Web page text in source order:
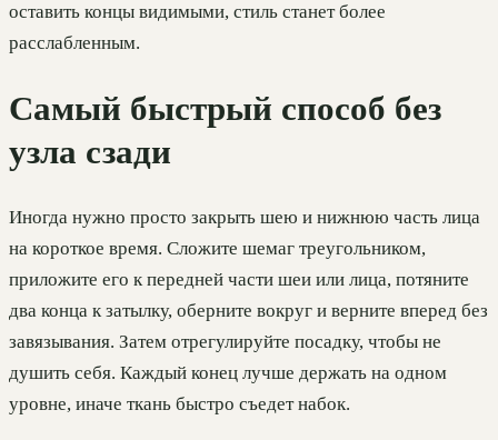
оставить концы видимыми, стиль станет более
расслабленным.
Самый быстрый способ без
узла сзади
Иногда нужно просто закрыть шею и нижнюю часть лица
на короткое время. Сложите шемаг треугольником,
приложите его к передней части шеи или лица, потяните
два конца к затылку, оберните вокруг и верните вперед без
завязывания. Затем отрегулируйте посадку, чтобы не
душить себя. Каждый конец лучше держать на одном
уровне, иначе ткань быстро съедет набок.